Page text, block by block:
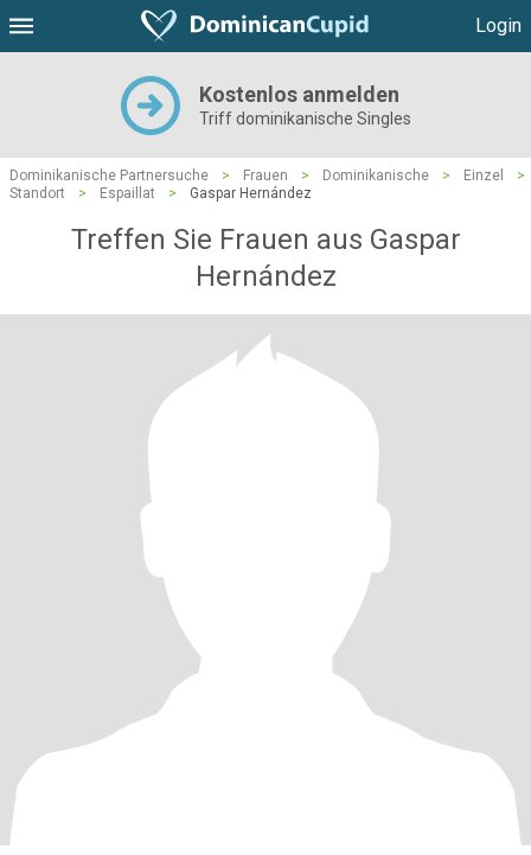
Login
Kostenlos anmelden
Triff dominikanische Singles
Dominikanische Partnersuche > Frauen > Dominikanische > Einzel
>
Standort
> Espaillat > Gaspar Hernández
Treffen Sie Frauen aus Gaspar
Hernández